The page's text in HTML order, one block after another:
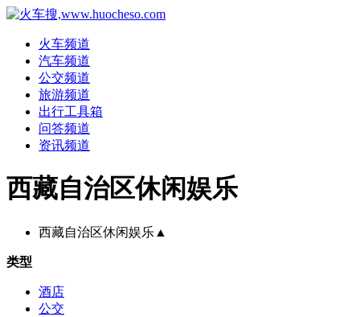
火车频道
汽车频道
公交频道
旅游频道
出行工具箱
问答频道
资讯频道
西藏自治区休闲娱乐
西藏自治区休闲娱乐 ▲
类型
酒店
公交